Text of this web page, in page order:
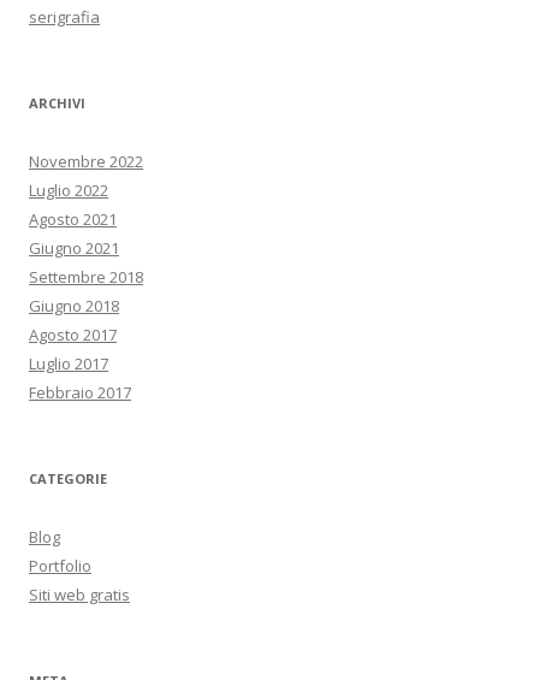
serigrafia
ARCHIVI
Novembre 2022
Luglio 2022
Agosto 2021
Giugno 2021
Settembre 2018
Giugno 2018
Agosto 2017
Luglio 2017
Febbraio 2017
CATEGORIE
Blog
Portfolio
Siti web gratis